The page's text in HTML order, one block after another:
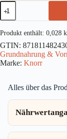
Knorr
Fix
Lachs-
Sahne
Gratin
28g
Menge
Produkt enthält: 0,028
GTIN:
Grundnahrung &
Marke: Knorr
Alles über das